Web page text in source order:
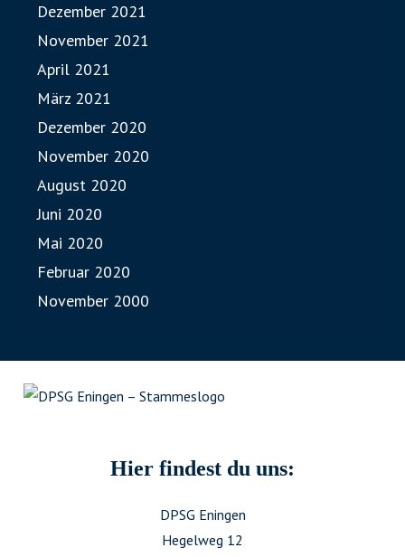
Dezember 2021
November 2021
April 2021
März 2021
Dezember 2020
November 2020
August 2020
Juni 2020
Mai 2020
Februar 2020
November 2000
Hier findest du uns:
DPSG Eningen
Hegelweg 12